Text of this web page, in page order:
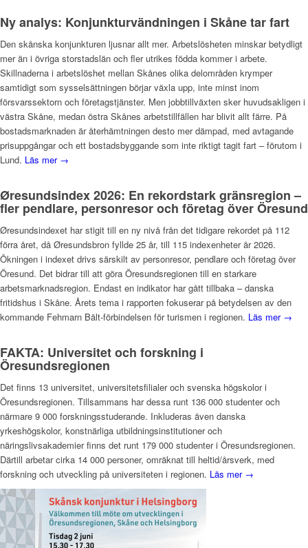
Ny analys: Konjunkturvändningen i Skåne tar fart
Den skånska konjunkturen ljusnar allt mer. Arbetslösheten minskar betydligt
mer än i övriga storstadslän och fler utrikes födda kommer i arbete.
Skillnaderna i arbetslöshet mellan Skånes olika delområden krymper
samtidigt som sysselsättningen börjar växla upp, inte minst inom
försvarssektorn och företagstjänster. Men jobbtillväxten sker huvudsakligen i
västra Skåne, medan östra Skånes arbetstillfällen har blivit allt färre. På
bostadsmarknaden är återhämtningen desto mer dämpad, med avtagande
prisuppgångar och ett bostadsbyggande som inte riktigt tagit fart – förutom i
Lund. Läs mer →
Øresundsindex 2026: En rekordstark gränsregion –
fler pendlare, personresor och företag över Öresund
Øresundsindexet har stigit till en ny nivå från det tidigare rekordet på 112
förra året, då Øresundsbron fyllde 25 år, till 115 indexenheter år 2026.
Ökningen i indexet drivs särskilt av personresor, pendlare och företag över
Öresund. Det bidrar till att göra Öresundsregionen till en starkare
arbetsmarknadsregion. Endast en indikator har gått tillbaka – danska
fritidshus i Skåne. Årets tema i rapporten fokuserar på betydelsen av den
kommande Fehmarn Bält-förbindelsen för turismen i regionen. Läs mer →
FAKTA: Universitet och forskning i
Öresundsregionen
Det finns 13 universitet, universitetsfilialer och svenska högskolor i
Öresundsregionen. Tillsammans har dessa runt 136 000 studenter och
närmare 9 000 forskningsstuderande. Inkluderas även danska
yrkeshögskolor, konstnärliga utbildningsinstitutioner och
näringslivsakademier finns det runt 179 000 studenter i Öresundsregionen.
Därtill arbetar cirka 14 000 personer, omräknat till heltid/årsverk, med
forskning och utveckling på universiteten i regionen. Läs mer →